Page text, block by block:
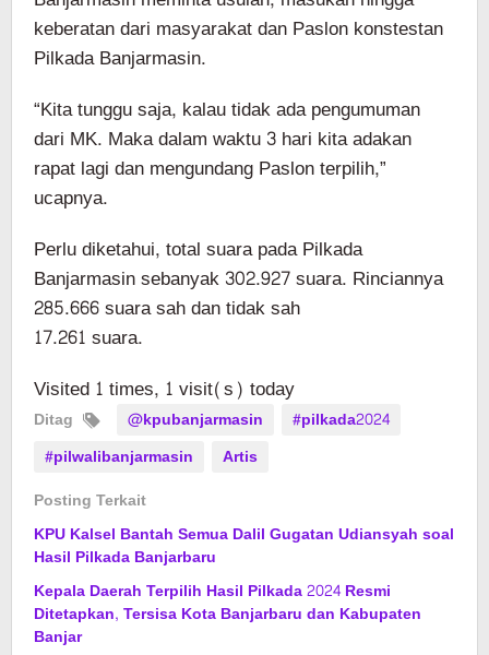
keberatan dari masyarakat dan Paslon konstestan
Pilkada Banjarmasin.
“Kita tunggu saja, kalau tidak ada pengumuman
dari MK. Maka dalam waktu 3 hari kita adakan
rapat lagi dan mengundang Paslon terpilih,”
ucapnya.
Perlu diketahui, total suara pada Pilkada
Banjarmasin sebanyak 302.927 suara. Rinciannya
285.666 suara sah dan tidak sah
17.261 suara.
Visited 1 times, 1 visit(s) today
Ditag @kpubanjarmasin
#pilkada2024
#pilwalibanjarmasin
Artis
Posting Terkait
KPU Kalsel Bantah Semua Dalil Gugatan Udiansyah soal
Hasil Pilkada Banjarbaru
Kepala Daerah Terpilih Hasil Pilkada 2024 Resmi
Ditetapkan, Tersisa Kota Banjarbaru dan Kabupaten
Banjar